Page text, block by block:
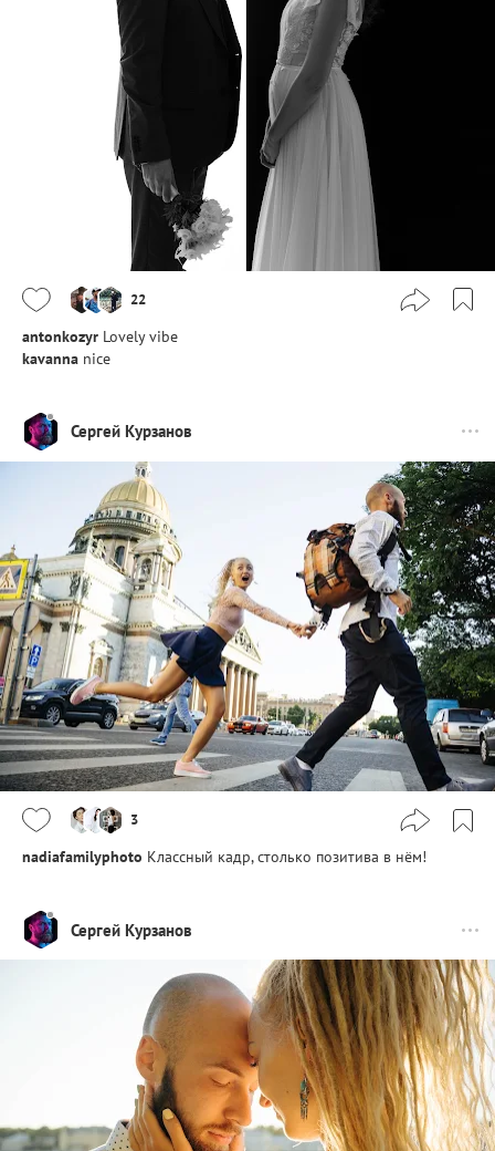
22
antonkozyr Lovely vibe
kavanna nice
Сергей Курзанов
3
nadiafamilyphoto Классный кадр, столько позитива в нём!
Сергей Курзанов